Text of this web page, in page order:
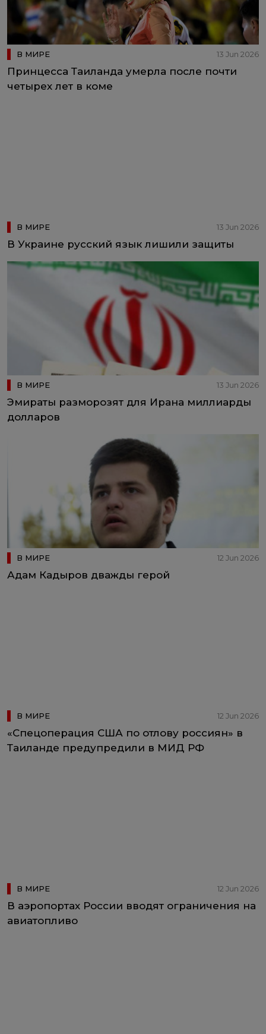
В МИРЕ 13 Jun 2026
Принцесса Таиланда умерла после почти
четырех лет в коме
В МИРЕ 13 Jun 2026
В Украине русский язык лишили защиты
В МИРЕ 13 Jun 2026
Эмираты разморозят для Ирана миллиарды
долларов
В МИРЕ 12 Jun 2026
Адам Кадыров дважды герой
В МИРЕ 12 Jun 2026
«Спецоперация США по отлову россиян» в
Таиланде предупредили в МИД РФ
В МИРЕ 12 Jun 2026
В аэропортах России вводят ограничения на
авиатопливо